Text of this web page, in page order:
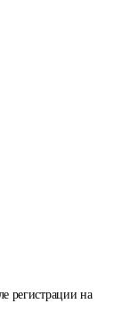
регистрации на